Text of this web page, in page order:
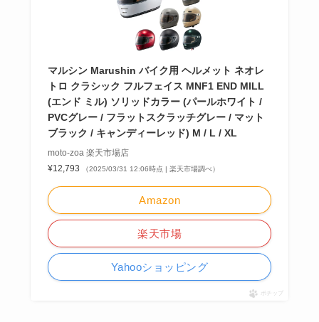
マルシン Marushin バイク用 ヘルメット ネオレ
トロ クラシック フルフェイス MNF1 END MILL
(エンド ミル) ソリッドカラー (パールホワイト /
PVCグレー / フラットスクラッチグレー / マット
ブラック / キャンディーレッド) M / L / XL
moto-zoa 楽天市場店
¥12,793
（2025/03/31 12:06時点 | 楽天市場調べ）
Amazon
楽天市場
Yahooショッピング
ポチップ